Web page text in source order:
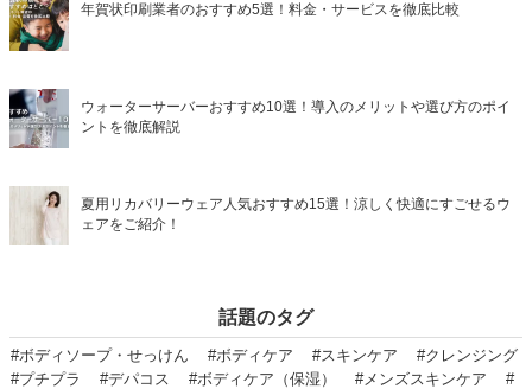
年賀状印刷業者のおすすめ5選！料金・サービスを徹底比較
ウォーターサーバーおすすめ10選！導入のメリットや選び方のポイ
ントを徹底解説
夏用リカバリーウェア人気おすすめ15選！涼しく快適にすごせるウ
ェアをご紹介！
話題のタグ
#ボディソープ・せっけん #ボディケア #スキンケア
#クレンジング
#プチプラ
#デパコス #ボディケア（保湿） #メンズスキンケア
#